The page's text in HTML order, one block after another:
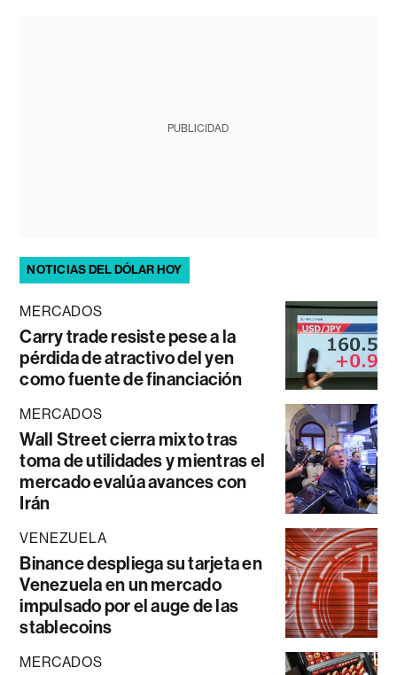
PUBLICIDAD
NOTICIAS DEL DÓLAR HOY
MERCADOS
Carry trade resiste pese a la
pérdida de atractivo del yen
como fuente de financiación
MERCADOS
Wall Street cierra mixto tras
toma de utilidades y mientras el
mercado evalúa avances con
Irán
VENEZUELA
Binance despliega su tarjeta en
Venezuela en un mercado
impulsado por el auge de las
stablecoins
MERCADOS